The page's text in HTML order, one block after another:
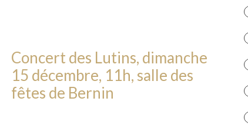
Concert des Lutins, dimanche
15 décembre, 11h, salle des
fêtes de Bernin